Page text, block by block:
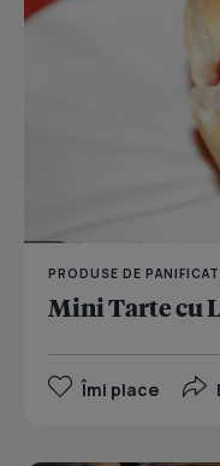
PRODUSE DE
Mini Tarte cu
Îmi place